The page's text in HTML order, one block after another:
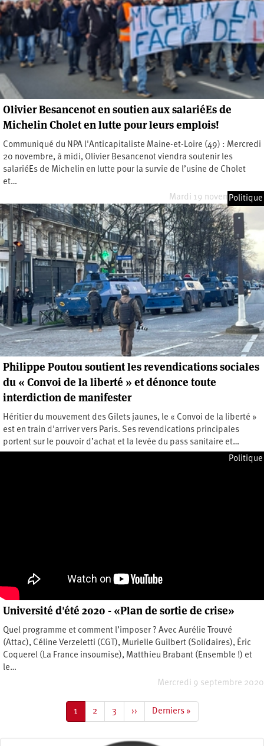
Olivier Besancenot en soutien aux salariéEs de
Michelin Cholet en lutte pour leurs emplois!
Communiqué du NPA l'Anticapitaliste Maine-et-Loire (49) : Mercredi
20 novembre, à midi, Olivier Besancenot viendra soutenir les
salariéEs de Michelin en lutte pour la survie de l’usine de Cholet
et…
Mardi 19 novembre 2024
Politique
Philippe Poutou soutient les revendications sociales
du « Convoi de la liberté » et dénonce toute
interdiction de manifester
Héritier du mouvement des Gilets jaunes, le « Convoi de la liberté »
est en train d'arriver vers Paris. Ses revendications principales
portent sur le pouvoir d’achat et la levée du pass sanitaire et…
Vendredi 11 février 2022
Politique
Université d'été 2020 - «Plan de sortie de crise»
Quel programme et comment l’imposer ? Avec Aurélie Trouvé
(Attac), Céline Verzeletti (CGT), Murielle Guilbert (Solidaires), Éric
Coquerel (La France insoumise), Matthieu Brabant (Ensemble !) et
le…
Mercredi 9 septembre 2020
Page
courante
1 Page
2 Page
3
Page
suivante
››
Dernière
page
Derniers »